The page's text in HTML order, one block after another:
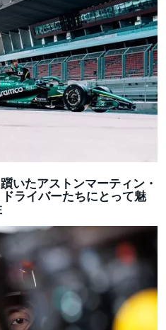
いたアストンマーティン・
ライバーたちにとって魅